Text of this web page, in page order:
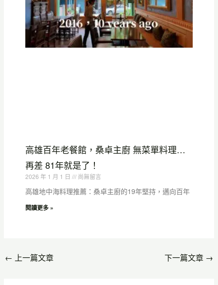
高雄百年老餐館，桑卓主廚 無菜單料理…
再差 81年就是了！
2026 年 1 月 1 日 尚無留言
高雄地中海料理推薦：桑卓主廚的19年堅持，邁向百年
閱讀更多 »
← 上一篇文章 下一篇文章 →